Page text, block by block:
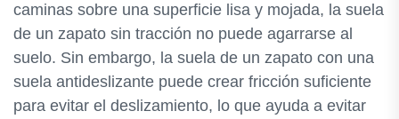
caminas sobre una superficie lisa y mojada, la suela
de un zapato sin tracción no puede agarrarse al
suelo. Sin embargo, la suela de un zapato con una
suela antideslizante puede crear fricción suficiente
para evitar el deslizamiento, lo que ayuda a evitar